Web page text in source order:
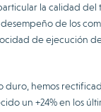
la calidad del
de los
de ejecución
duro, hemos
un +24% en los